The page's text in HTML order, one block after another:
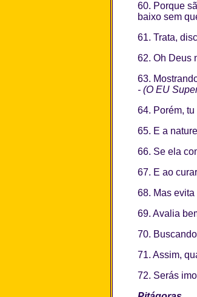
60. Porque
baixo sem
61. Trata,
62. Oh Deus
63.
- (O EU
64. Porém,
65. E a
66. Se ela
67. E ao
68. Mas
69. Avalia
70.
71. Assim,
72. Serás